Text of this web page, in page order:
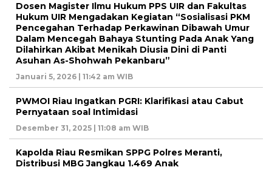
Dosen Magister Ilmu Hukum PPS UIR dan Fakultas
Hukum UIR Mengadakan Kegiatan “Sosialisasi PKM
Pencegahan Terhadap Perkawinan Dibawah Umur
Dalam Mencegah Bahaya Stunting Pada Anak Yang
Dilahirkan Akibat Menikah Diusia Dini di Panti
Asuhan As-Shohwah Pekanbaru”
Januari 5, 2026 | 11:42 am WIB
PWMOI Riau Ingatkan PGRI: Klarifikasi atau Cabut
Pernyataan soal Intimidasi
Desember 31, 2025 | 11:08 am WIB
Kapolda Riau Resmikan SPPG Polres Meranti,
Distribusi MBG Jangkau 1.469 Anak